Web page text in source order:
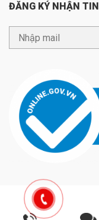
ĐĂNG KÝ NHẬN TIN